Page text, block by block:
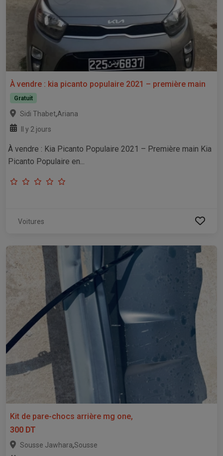
À vendre : kia picanto populaire 2021 – première main
Gratuit
Sidi Thabet,Ariana
Il y 2 jours
À vendre : Kia Picanto Populaire 2021 – Première main Kia
Picanto Populaire en...
Voitures
Kit de pare-chocs arrière mg one,
300 DT
Sousse Jawhara,Sousse